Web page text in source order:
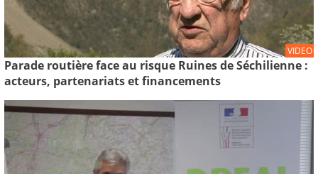
VIDEO
Parade routière face au risque Ruines de Séchilienne :
acteurs, partenariats et financements